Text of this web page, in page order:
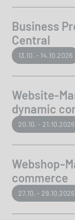
Business
Central
13.10. - 14.10.2026
Website-
dynamic
20.10. - 21.10.2026
Webshop-
commerce
27.10. - 29.10.2026